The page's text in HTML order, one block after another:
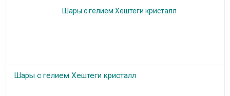
Шары с гелием Хештеги кристалл